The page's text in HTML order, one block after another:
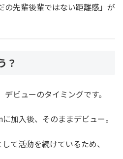
の先輩後輩ではない距離感」が
？
ビューのタイミングです。
加入後、そのままデビュー。
て活動を続けているため、